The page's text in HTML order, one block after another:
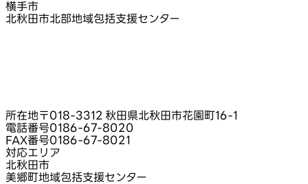
横手市
北秋田市北部地域包括支援センター
所在地〒018-3312 秋田県北秋田市花園町16‑1
電話番号0186-67-8020
FAX番号0186-67-8021
対応エリア
北秋田市
美郷町地域包括支援センター